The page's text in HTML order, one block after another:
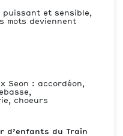
puissant et sensible,
mots deviennent
Seon : accordéon,
choeurs
d’enfants du Train